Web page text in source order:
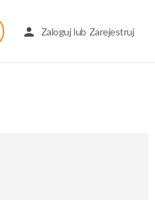
Zaloguj lub Zarejestruj